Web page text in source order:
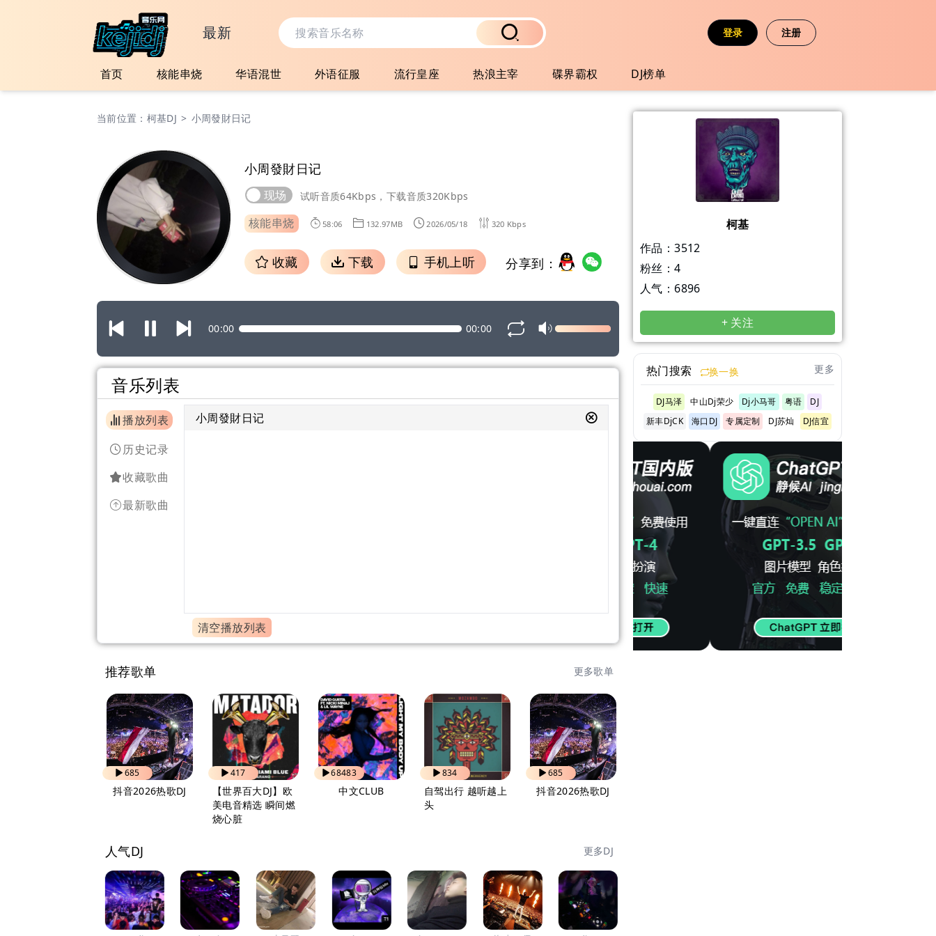
最新 登录 注册
首页 核能串烧 华语混世 外语征服 流行皇座 热浪主宰 碟界霸权 DJ榜单
当前位置： 柯基DJ > 小周發財日记
现场
小周發財日记
试听音质64Kbps，下载音质320Kbps
核能串烧 58:06 132.97MB 2026/05/18 320 Kbps
收藏 下载 手机上听 分享到：
00:00 00:00
音乐列表
播放列表
历史记录
收藏歌曲
最新歌曲
小周發財日记
清空播放列表
推荐歌单 更多歌单
685
抖音2026热歌DJ
417
【世界百大DJ】欧
美电音精选 瞬间燃
烧心脏
68483
中文CLUB
834
自驾出行 越听越上
头
685
抖音2026热歌DJ
人气DJ 更多DJ
柯基
作品：3512
粉丝：4
人气： 6896
+ 关注
热门搜索 换一换 更多
DJ马泽 中山Dj荣少 Dj小马哥 粤语
DJ
新丰DjCK
海口DJ 专属定制 DJ苏灿 DJ信宜